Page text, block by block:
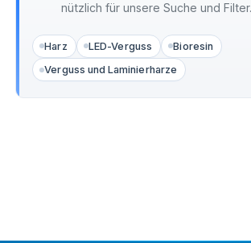
nützlich für unsere Suche und Filter.
Harz LED-Verguss
Bioresin
Verguss und Laminierharze